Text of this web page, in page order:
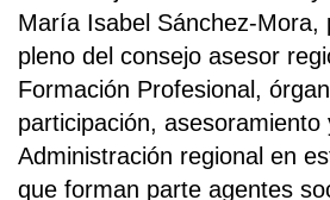
María Isabel Sánchez-Mora,
pleno del consejo asesor
Formación Profesional,
participación, asesoramiento
Administración regional en
que forman parte agentes